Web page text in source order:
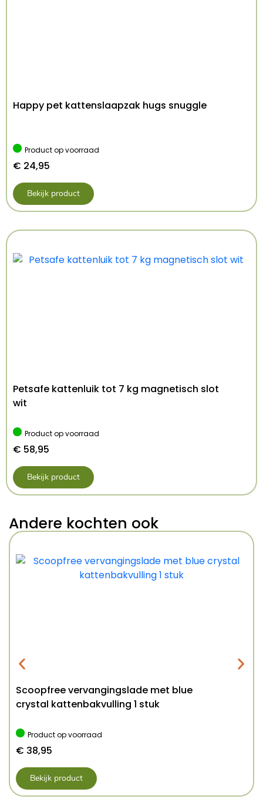
Happy pet kattenslaapzak hugs snuggle
Product op voorraad
€ 24,95
Bekijk product
Petsafe kattenluik tot 7 kg magnetisch slot
wit
Product op voorraad
€ 58,95
Bekijk product
Andere kochten ook
Scoopfree vervangingslade met blue
crystal kattenbakvulling 1 stuk
Product op voorraad
€ 38,95
Bekijk product